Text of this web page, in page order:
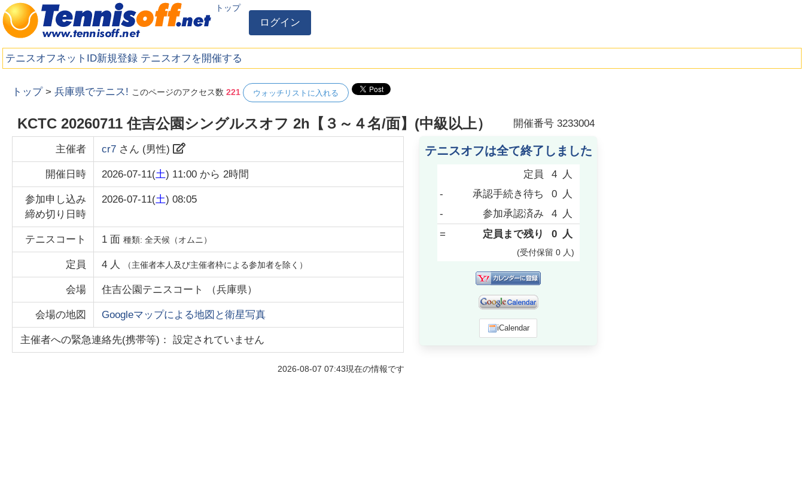
トップ
ログイン
テニスオフネットID新規登録 テニスオフを開催する
トップ >兵庫県でテニス! このページのアクセス数221 ウォッチリストに入れる
KCTC 20260711 住吉公園シングルスオフ 2h【３～４名/面】(中級以上） 開催番号 3233004
主催者 cr7 さん (男性)
開催日時 2026-07-11(土) 11:00 から2時間
参加申し込み
締め切り日時
2026-07-11(土) 08:05
テニスコート 1 面種類:全天候（オムニ）
定員 4 人 （主催者本人及び主催者枠による参加者を除く）
会場 住吉公園テニスコート （兵庫県）
会場の地図 Googleマップによる地図と衛星写真
主催者への緊急連絡先(携帯等)： 設定されていません
2026-08-07 07:43現在の情報です
テニスオフは全て終了しました
定員 4
人
-
承認手続き待ち 0
人
-
参加承認済み 4
人
=
定員まで残り 0 人
(受付保留0 人)
iCalendar